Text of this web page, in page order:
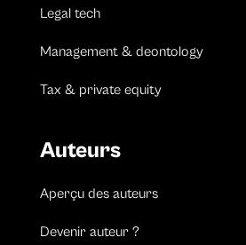
Legal tech
Management & deontology
Tax & private equity
Auteurs
Aperçu des auteurs
Devenir auteur ?